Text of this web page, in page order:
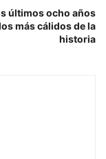
últimos ocho años
más cálidos de la
historia